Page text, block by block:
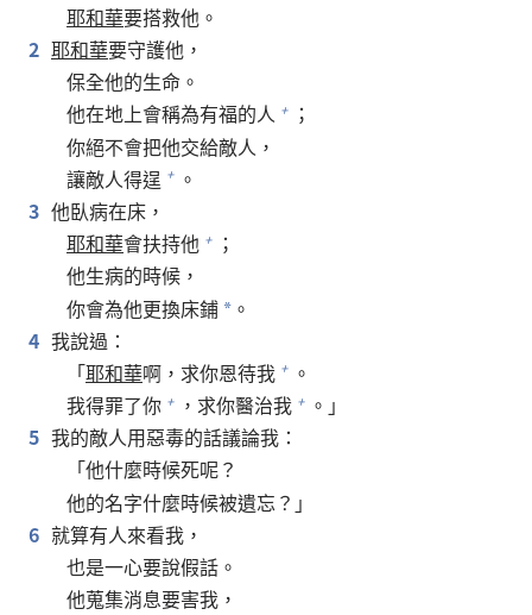
耶和華要搭救他。
2 耶和華要守護他，
保全他的生命。
他在地上會稱為有福的人 +
；
你絕不會把他交給敵人，
讓敵人得逞 + 。
3 他臥病在床，
耶和華會扶持他 +
；
他生病的時候，
你會為他更換床鋪 * 。
4 我說過：
「耶和華啊，求你恩待我 + 。
我得罪了你 + ，求你醫治我 + 。」
5 我的敵人用惡毒的話議論我：
「他什麼時候死呢？
他的名字什麼時候被遺忘？」
6 就算有人來看我，
也是一心要說假話。
他蒐集消息要害我，